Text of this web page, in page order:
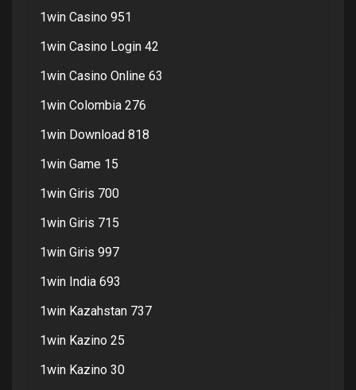
1win Casino 951
1win Casino Login 42
1win Casino Online 63
1win Colombia 276
1win Download 818
1win Game 15
1win Giris 700
1win Giris 715
1win Giris 997
1win India 693
1win Kazahstan 737
1win Kazino 25
1win Kazino 30